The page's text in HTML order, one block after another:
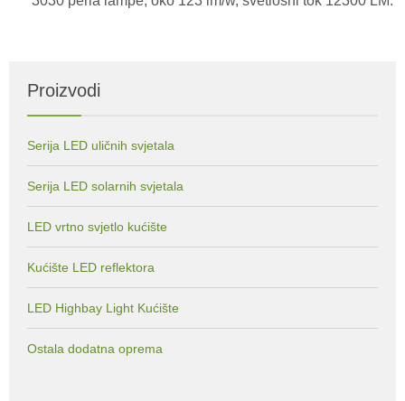
Proizvodi
Serija LED uličnih svjetala
Serija LED solarnih svjetala
LED vrtno svjetlo kućište
Kućište LED reflektora
LED Highbay Light Kućište
Ostala dodatna oprema